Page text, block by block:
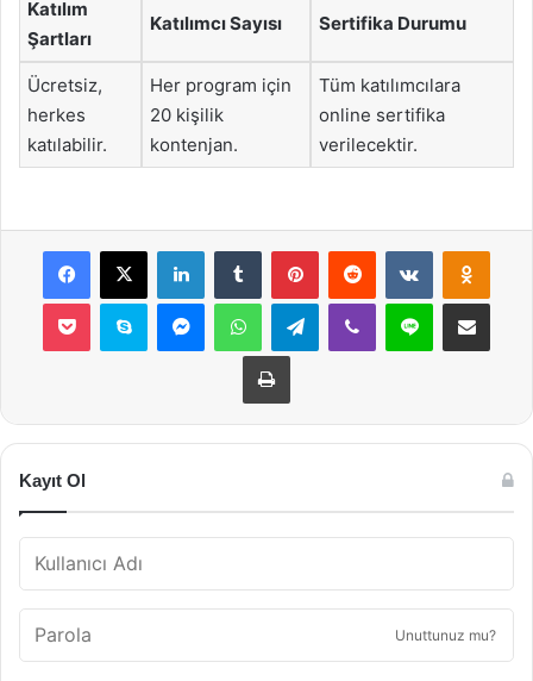
Katılım
Şartları
Katılımcı Sayısı Sertifika Durumu
Ücretsiz,
herkes
katılabilir.
Her program için
20 kişilik
kontenjan.
Tüm katılımcılara
online sertifika
verilecektir.
Facebook
X LinkedInTumblr PinterestReddit VKontakte
Pocket Skype MessengerWhatsAppTelegramViber Line E-Posta ile
Yazdır
Kayıt Ol
Unuttunuz mu?